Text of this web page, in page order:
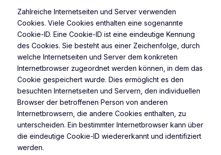
Zahlreiche Internetseiten und Server verwenden
Cookies. Viele Cookies enthalten eine sogenannte
Cookie-ID. Eine Cookie-ID ist eine eindeutige Kennung
des Cookies. Sie besteht aus einer Zeichenfolge, durch
welche Internetseiten und Server dem konkreten
Internetbrowser zugeordnet werden können, in dem das
Cookie gespeichert wurde. Dies ermöglicht es den
besuchten Internetseiten und Servern, den individuellen
Browser der betroffenen Person von anderen
Internetbrowsern, die andere Cookies enthalten, zu
unterscheiden. Ein bestimmter Internetbrowser kann über
die eindeutige Cookie-ID wiedererkannt und identifiziert
werden.